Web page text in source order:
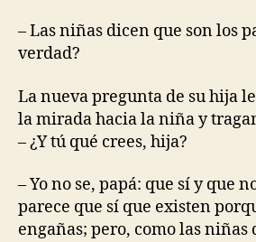
– Las niñas dicen que son los
verdad?
La nueva pregunta de su hija
la mirada hacia la niña y
– ¿Y tú qué crees, hija?
– Yo no se, papá: que sí y que
parece que sí que existen
engañas; pero, como las niñas